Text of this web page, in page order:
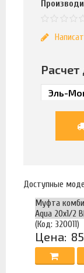
Расчет
Доступные
Муфта
Aqua 20х1/2
(Код: 320011)
Цена: